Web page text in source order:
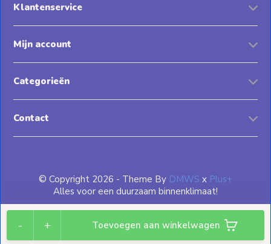
+
- Toevoegen aan winkelwagen
Klantenservice
Mijn account
Categorieën
Contact
© Copyright 2026 - Theme By DMWS x Plus+
Alles voor een duurzaam binnenklimaat!